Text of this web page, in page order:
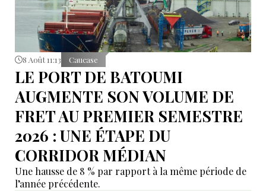
8 Août 11:13 Caucase
LE PORT DE BATOUMI
AUGMENTE SON VOLUME DE
FRET AU PREMIER SEMESTRE
2026 : UNE ÉTAPE DU
CORRIDOR MÉDIAN
Une hausse de 8 % par rapport à la même période de
l’année précédente.